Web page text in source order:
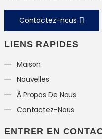
Contactez-nous
LIENS RAPIDES
Maison
Nouvelles
À Propos De Nous
Contactez-Nous
ENTRER EN